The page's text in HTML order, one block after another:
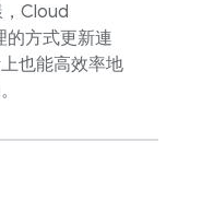
Cloud
的方式更新連
也能高效率地